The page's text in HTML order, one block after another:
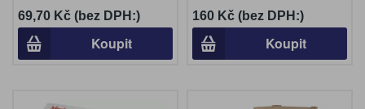
69,70 Kč (bez DPH:)
Koupit
160 Kč (bez DPH:)
Koupit